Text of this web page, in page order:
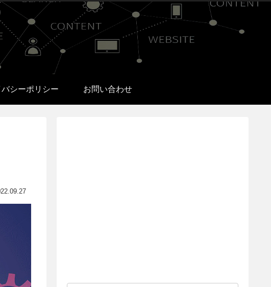
シーポリシー お問い合わせ